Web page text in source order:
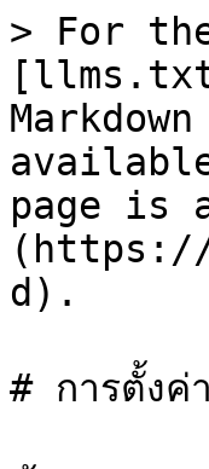
> For
page is
(https://
d).
# การตั้งค่